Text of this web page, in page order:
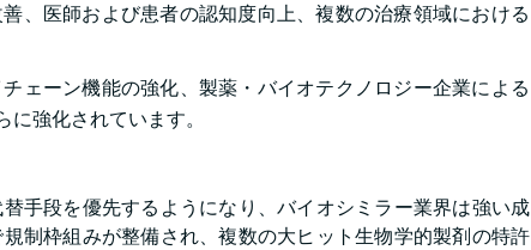
、医師および患者の認知度向上、複数の治療領域における
ェーン機能の強化、製薬・バイオテクノロジー企業による
強化されています。
手段を優先するようになり、バイオシミラー業界は強い成
制枠組みが整備され、複数の大ヒット生物学的製剤の特許